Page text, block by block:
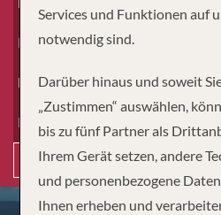
Kinder
Dauer
Reiseart
Suchen
Services und Funktionen auf
notwendig sind.
Darüber hinaus und soweit
„Zustimmen“ auswählen,
bis zu fünf Partner als
Ihrem Gerät setzen, andere
und personenbezogene
Ihnen erheben und